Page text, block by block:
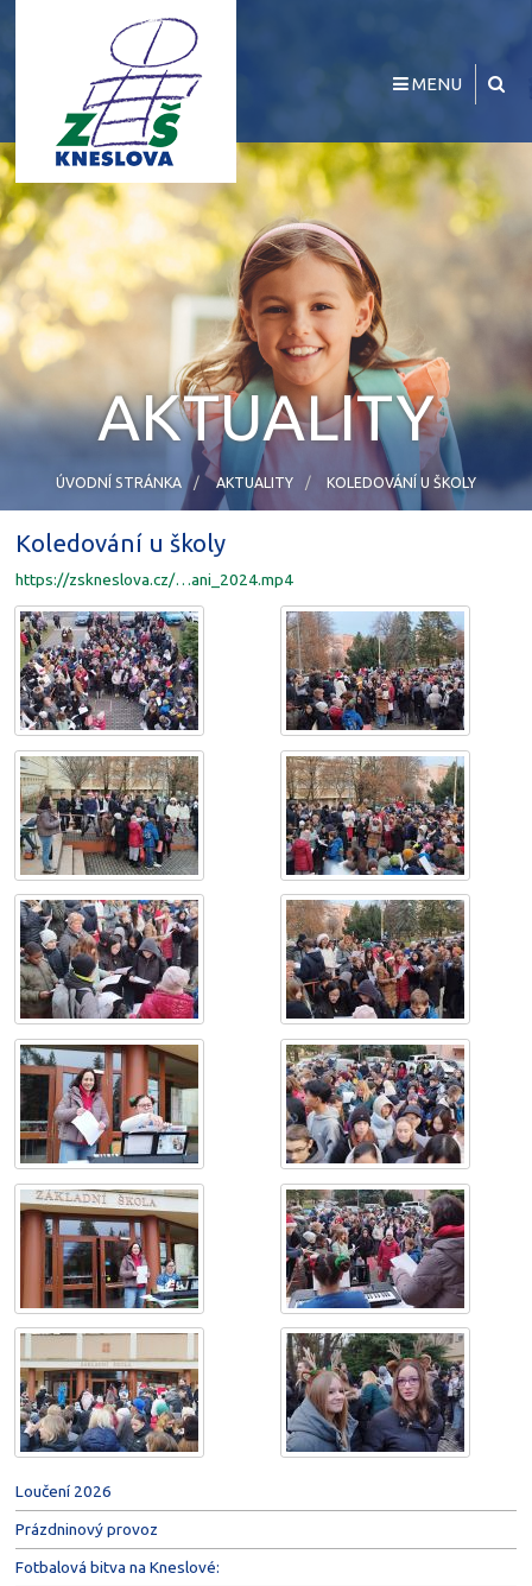
MENU
AKTUALITY
ÚVODNÍ STRÁNKA AKTUALITY KOLEDOVÁNÍ U ŠKOLY
Loučení 2026
Prázdninový provoz
Fotbalová bitva na Kneslové:
Koledování u školy
https://zskneslova.cz/…ani_2024.mp4